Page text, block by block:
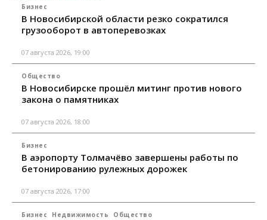
Бизнес
В Новосибирской области резко сократился
грузооборот в автоперевозках
07 августа 2026, 19:00
Общество
В Новосибирске прошёл митинг против нового
закона о памятниках
07 августа 2026, 18:00
Бизнес
В аэропорту Толмачёво завершены работы по
бетонированию рулежных дорожек
07 августа 2026, 17:00
Бизнес Недвижимость Общество